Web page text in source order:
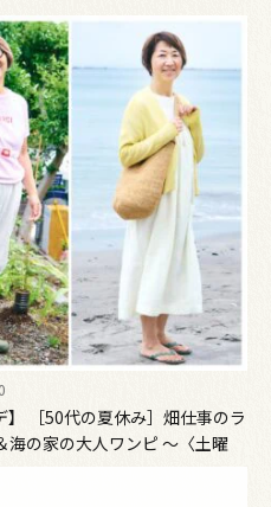
】 ［50代の夏休み］畑仕事のラ
海の家の大人ワンピ ～〈土曜